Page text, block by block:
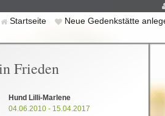
Startseite Neue Gedenkstätte
Frieden
Hund Lilli-Marlene
04.06.2010 - 15.04.2017